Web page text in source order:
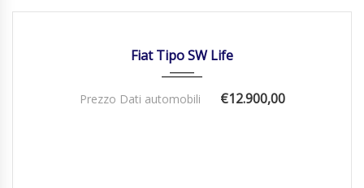
Fiat Tipo SW Life
Prezzo Dati automobili €12.900,00